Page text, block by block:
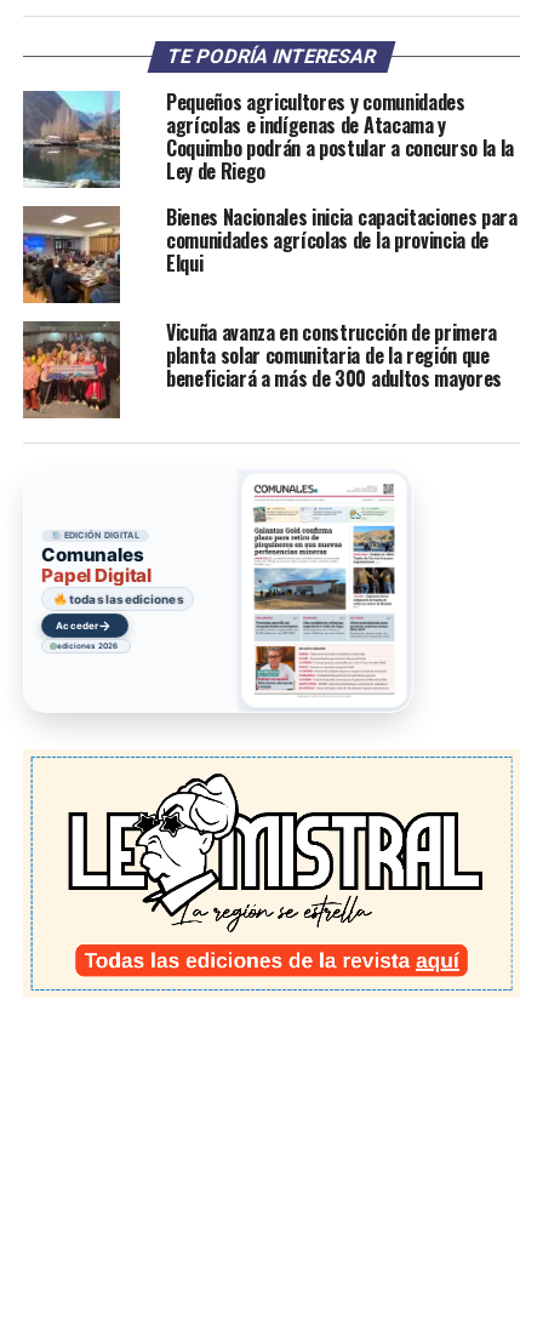
TE PODRÍA INTERESAR
Pequeños agricultores y comunidades
agrícolas e indígenas de Atacama y
Coquimbo podrán a postular a concurso la la
Ley de Riego
Bienes Nacionales inicia capacitaciones para
comunidades agrícolas de la provincia de
Elqui
Vicuña avanza en construcción de primera
planta solar comunitaria de la región que
beneficiará a más de 300 adultos mayores
EDICIÓN DIGITAL
Comunales
Papel Digital
todas las ediciones
Acceder→
ediciones 2026